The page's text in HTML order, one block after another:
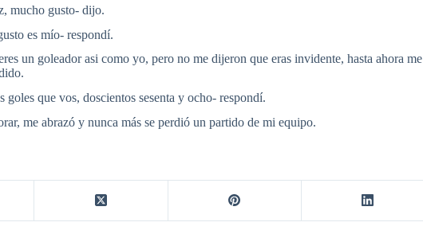
mucho gusto- dijo.
es mío- respondí.
un goleador asi como yo, pero no me dijeron que eras invidente, hasta ahora me
goles que vos, doscientos sesenta y ocho- respondí.
me abrazó y nunca más se perdió un partido de mi equipo.